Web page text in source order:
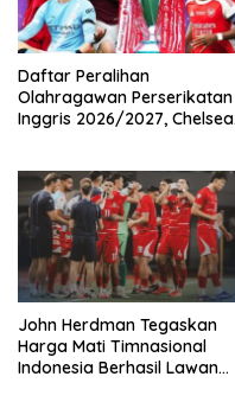
Daftar Peralihan
Olahragawan Perserikatan
Inggris 2026/2027, Chelsea
John Herdman Tegaskan
Harga Mati Timnasional
Indonesia Berhasil Lawan